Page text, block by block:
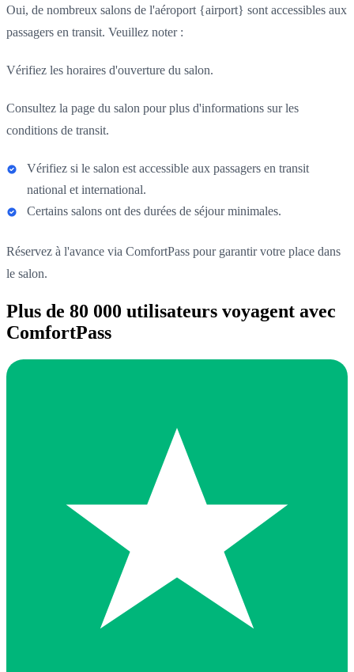
Oui, de nombreux salons de l'aéroport {airport} sont accessibles aux
passagers en transit. Veuillez noter :
Vérifiez les horaires d'ouverture du salon.
Consultez la page du salon pour plus d'informations sur les
conditions de transit.
Vérifiez si le salon est accessible aux passagers en transit
national et international.
Certains salons ont des durées de séjour minimales.
Réservez à l'avance via ComfortPass pour garantir votre place dans
le salon.
Plus de 80 000 utilisateurs voyagent avec
ComfortPass